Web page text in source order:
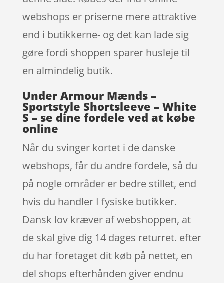
webshops er priserne mere attraktive
end i butikkerne- og det kan lade sig
gøre fordi shoppen sparer husleje til
en almindelig butik.
Under Armour Mænds –
Sportstyle Shortsleeve – White
S – se dine fordele ved at købe
online
Når du svinger kortet i de danske
webshops, får du andre fordele, så du
på nogle områder er bedre stillet, end
hvis du handler I fysiske butikker.
Dansk lov kræver af webshoppen, at
de skal give dig 14 dages returret. efter
du har foretaget dit køb på nettet, en
del shops efterhånden giver endnu